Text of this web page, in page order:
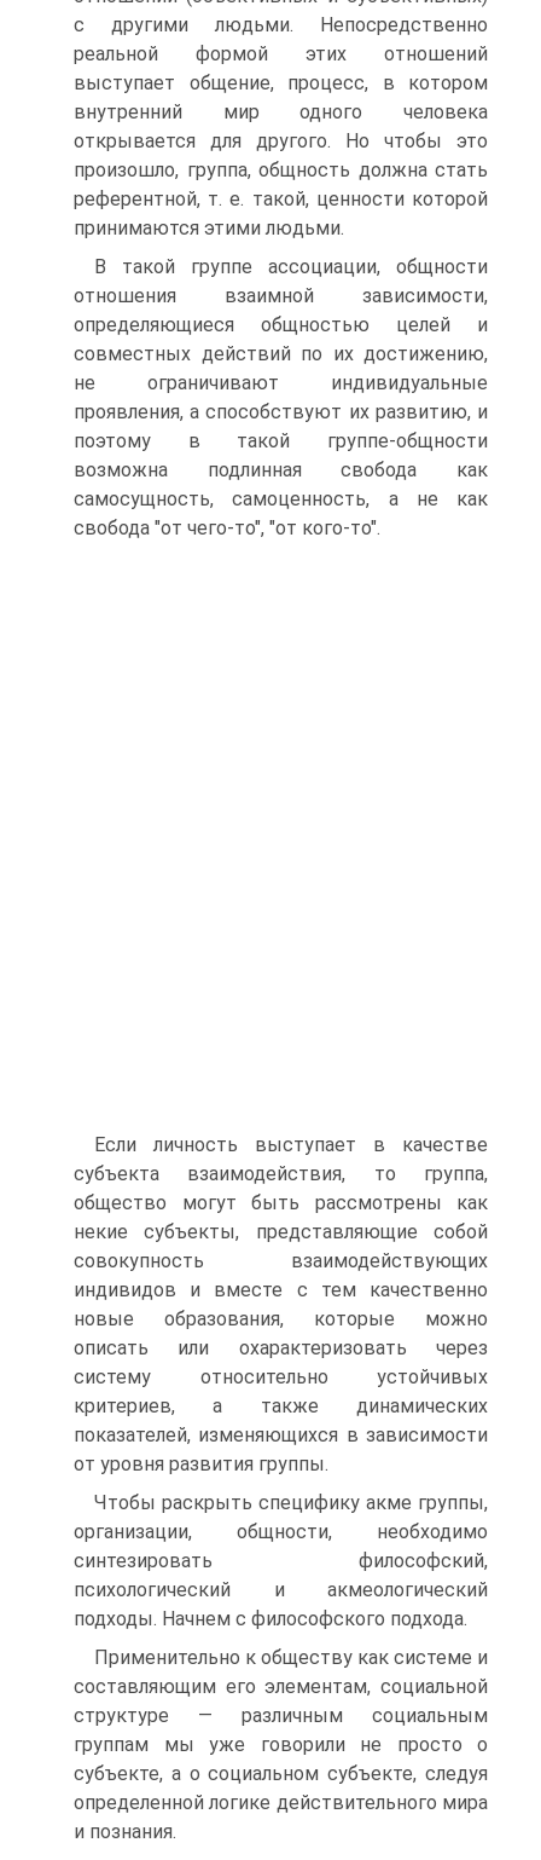
с другими людьми. Непосредственно
реальной формой этих отношений
выступает общение, процесс, в котором
внутренний мир одного человека
открывается для другого. Но чтобы это
произошло, группа, общность должна стать
референтной, т. е. такой, ценности которой
принимаются этими людьми.
В такой группе ассоциации, общности
отношения взаимной зависимости,
определяющиеся общностью целей и
совместных действий по их достижению,
не ограничивают индивидуальные
проявления, а способствуют их развитию, и
поэтому в такой группе-общности
возможна подлинная свобода как
самосущность, самоценность, а не как
свобода "от чего-то", "от кого-то".
Если личность выступает в качестве
субъекта взаимодействия, то группа,
общество могут быть рассмотрены как
некие субъекты, представляющие собой
совокупность взаимодействующих
индивидов и вместе с тем качественно
новые образования, которые можно
описать или охарактеризовать через
систему относительно устойчивых
критериев, а также динамических
показателей, изменяющихся в зависимости
от уровня развития группы.
Чтобы раскрыть специфику акме группы,
организации, общности, необходимо
синтезировать философский,
психологический и акмеологический
подходы. Начнем с философского подхода.
Применительно к обществу как системе и
составляющим его элементам, социальной
структуре — различным социальным
группам мы уже говорили не просто о
субъекте, а о социальном субъекте, следуя
определенной логике действительного мира
и познания.